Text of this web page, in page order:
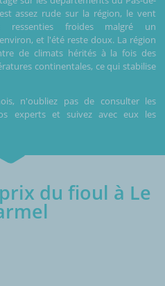
assez rude sur la région, le vent
ressenties froides malgré un
et l'été reste doux. La région
de climats hérités à la fois des
continentales, ce qui stabilise
n'oubliez pas de consulter les
experts et suivez avec eux les
du fioul à Le